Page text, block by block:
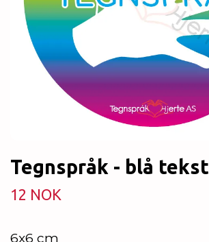
Tegnspråk - blå tekst
12 NOK
6x6 cm